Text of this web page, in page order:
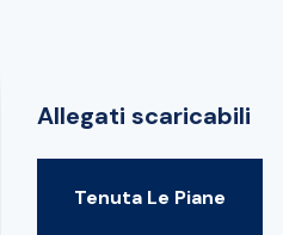
Allegati scaricabili
Tenuta Le Piane